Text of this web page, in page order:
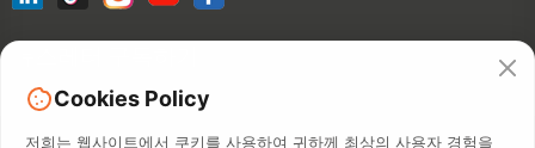
Cookies Policy
저희는 웹사이트에서 쿠키를 사용하여 귀하께 최상의 사용자 경험을